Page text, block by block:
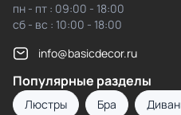
пн - пт : 09:00 - 18:00
сб - вс : 10:00 - 18:00
info@basicdecor.ru
Популярные разделы
Люстры Бра